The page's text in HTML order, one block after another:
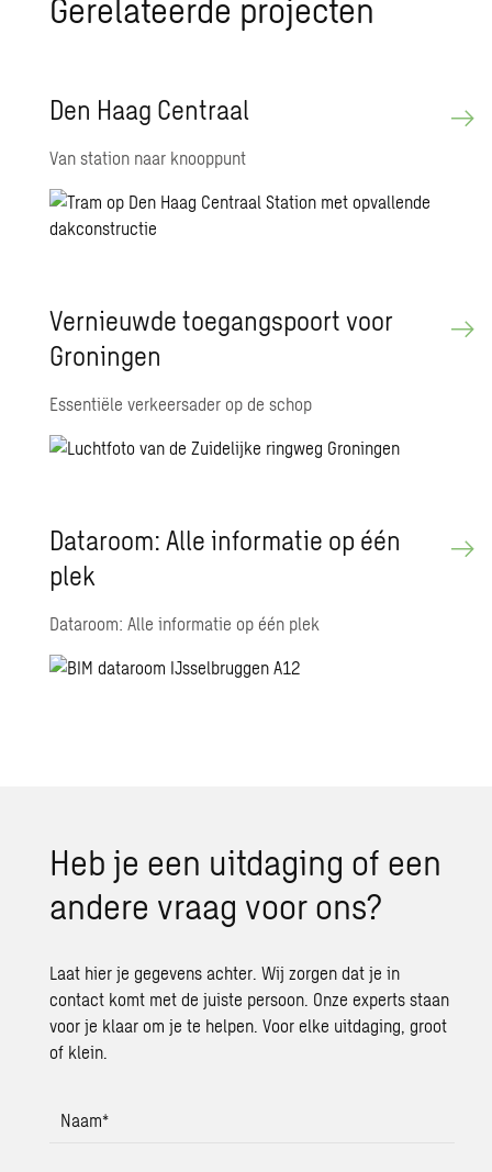
Ge­re­la­teer­de pro­jec­ten
Den Haag Cen­traal
Van station naar knooppunt
Ver­nieuw­de toe­gangs­poort voor
Gro­nin­gen
Essentiële verkeersader op de schop
Da­taroom: Alle in­for­ma­tie op één
plek
Dataroom: Alle informatie op één plek
Heb je een uit­da­ging of een
an­de­re vraag voor ons?
Laat hier je gegevens achter. Wij zorgen dat je in
contact komt met de juiste persoon. Onze experts staan
voor je klaar om je te helpen. Voor elke uitdaging, groot
of klein.
Naam*